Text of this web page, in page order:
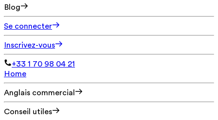
Blog
Se connecter
Inscrivez-vous
+33 1 70 98 04 21
Home
Anglais commercial
Conseil utiles